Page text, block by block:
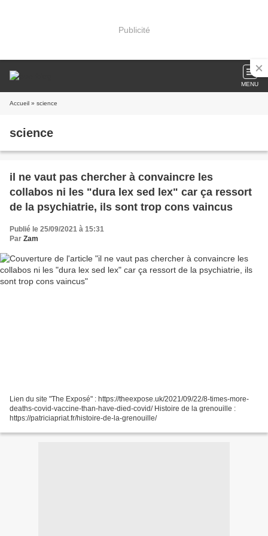
Publicité
MENU
Accueil » science
science
il ne vaut pas chercher à convaincre les
collabos ni les "dura lex sed lex" car ça ressort
de la psychiatrie, ils sont trop cons vaincus
Publié le 25/09/2021 à 15:31
Par Zam
Lien du site "The Exposé" : https://theexpose.uk/2021/09/22/8-times-more-
deaths-covid-vaccine-than-have-died-covid/ Histoire de la grenouille :
https://patriciapriat.fr/histoire-de-la-grenouille/